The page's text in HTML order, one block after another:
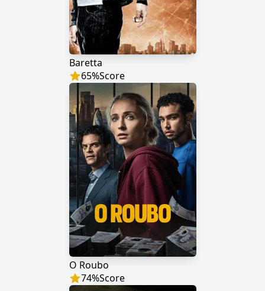
Baretta
65%Score
O Roubo
74%Score